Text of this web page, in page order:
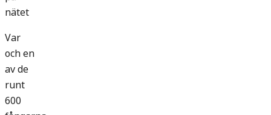
nätet
Var
och en
av de
runt
600